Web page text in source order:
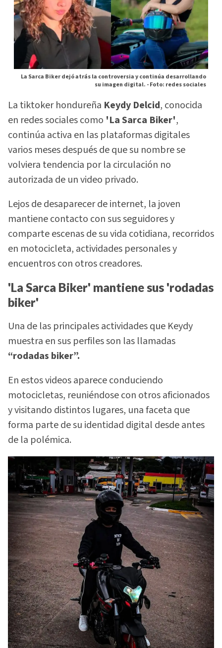
La Sarca Biker dejó atrás la controversia y continúa desarrollando
su imagen digital. -Foto: redes sociales
La tiktoker hondureña Keydy Delcid, conocida
en redes sociales como 'La Sarca Biker',
continúa activa en las plataformas digitales
varios meses después de que su nombre se
volviera tendencia por la circulación no
autorizada de un video privado.
Lejos de desaparecer de internet, la joven
mantiene contacto con sus seguidores y
comparte escenas de su vida cotidiana, recorridos
en motocicleta, actividades personales y
encuentros con otros creadores.
'La Sarca Biker' mantiene sus 'rodadas
biker'
Una de las principales actividades que Keydy
muestra en sus perfiles son las llamadas
“rodadas biker”.
En estos videos aparece conduciendo
motocicletas, reuniéndose con otros aficionados
y visitando distintos lugares, una faceta que
forma parte de su identidad digital desde antes
de la polémica.